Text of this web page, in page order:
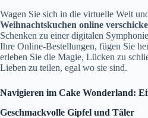
Wagen Sie sich in die virtuelle Welt
Weihnachtskuchen online
Schenken zu einer digitalen
Ihre Online-Bestellungen, fügen Sie
erleben Sie die Magie, Lücken zu
Lieben zu teilen, egal wo sie sind.
Navigieren im Cake Wonderland:
Geschmackvolle Gipfel und Täler